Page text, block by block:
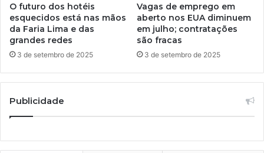
O futuro dos hotéis
esquecidos está nas mãos
da Faria Lima e das
grandes redes
3 de setembro de 2025
Vagas de emprego em
aberto nos EUA diminuem
em julho; contratações
são fracas
3 de setembro de 2025
Publicidade